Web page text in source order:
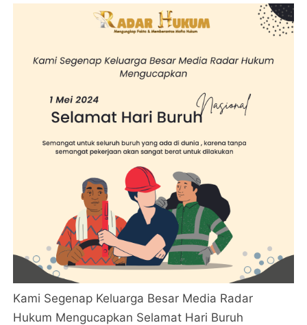
Kami Segenap Keluarga Besar Media Radar
Hukum Mengucapkan Selamat Hari Buruh